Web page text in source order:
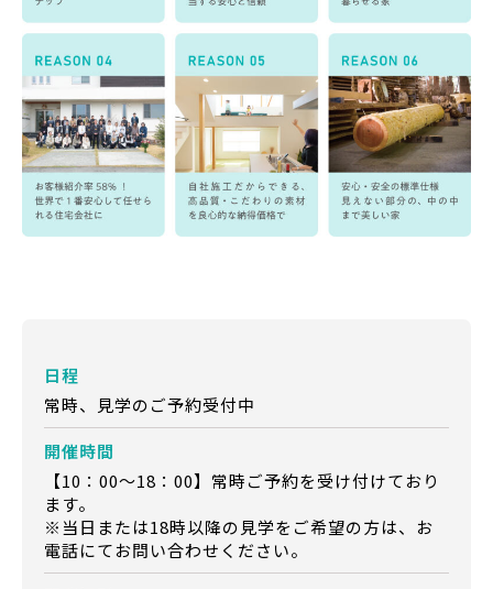
日程
常時、見学のご予約受付中
開催時間
【10：00～18：00】常時ご予約を受け付けており
ます。
※当日または18時以降の見学をご希望の方は、お
電話にてお問い合わせください。